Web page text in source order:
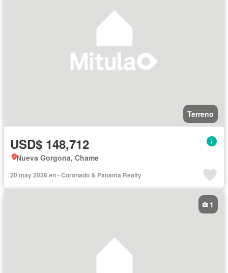
Terreno
USD$ 148,712
Nueva Gorgona, Chame
20 may 2026 en - Coronado & Panama Realty
1